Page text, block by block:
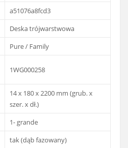
a51076a8fcd3
Deska trójwarstwowa
Pure / Family
1WG000258
14 x 180 x 2200 mm (grub. x
szer. x dł.)
1- grande
tak (dąb fazowany)